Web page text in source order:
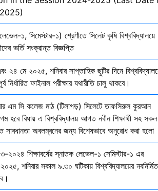
১, সিমেস্টার-১) শ্রেণীতে সিলেট কৃষি বিশ্ববিদ্যালয়ে
ভর্তি সংক্রান্ত বিজ্ঞপ্তি
২৪ মে ২০২৫, শনিবার সাপ্তাহিক ছুটির দিনে
ফাইনাল পরীক্ষার যথারীতি চালু থাকবে।
এম সি কলেজ মাঠ (টিলাগড়) সিলেটে তাফসিরুল কুরআন
হবে বিধায় এ বিশ্ববিদ্যালয় আগত নবীন শিক্ষার্থী সহ সকল
সাবধানতা অবলম্বনের জন্য বিশেষভাবে অনুরোধ করা হলো
২০২৪ শিক্ষাবর্ষের স্নাতক লেভেল-১ সেমিস্টার-১ এর
শনিবার সকাল ৯.৩০ ঘটিকায় বিশ্ববিদ্যালয়ের নবনির্মিত